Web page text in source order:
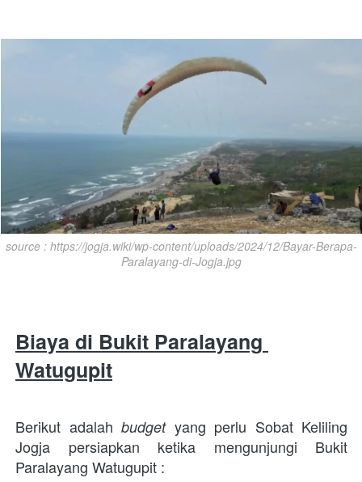
source : https://jogja.wiki/wp-content/uploads/2024/12/Bayar-Berapa-
Paralayang-di-Jogja.jpg
Biaya di Bukit Paralayang
Watugupit
Berikut adalah budget yang perlu Sobat Keliling
Jogja persiapkan ketika mengunjungi Bukit
Paralayang Watugupit :